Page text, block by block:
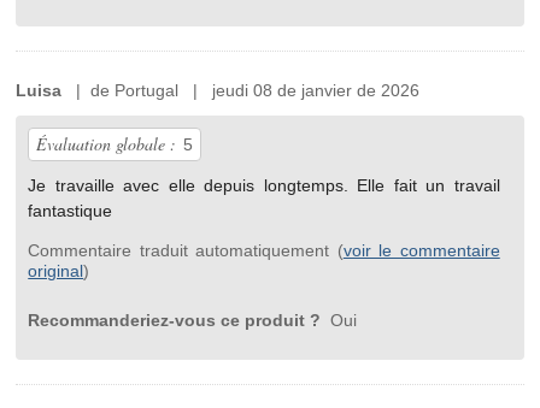
Luisa | de Portugal | jeudi 08 de janvier de 2026
Évaluation globale : 5
Je travaille avec elle depuis longtemps. Elle fait un travail
fantastique
Commentaire traduit automatiquement (voir le commentaire
original)
Recommanderiez-vous ce produit ? Oui